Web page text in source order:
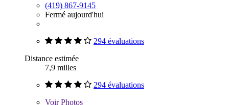
(419) 867-9145
Fermé aujourd'hui
294 évaluations
Distance estimée
7,9 milles
294 évaluations
VoirPhotos